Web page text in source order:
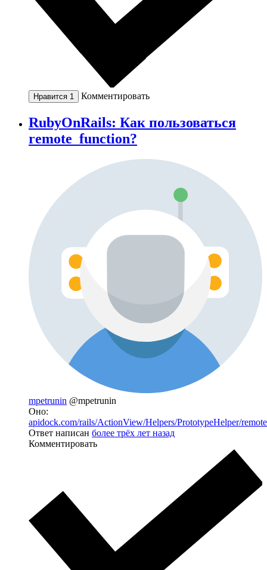
Нравится 1 Комментировать
RubyOnRails: Как пользоваться
remote_function?
mpetrunin @mpetrunin
Оно:
apidock.com/rails/ActionView/Helpers/PrototypeHelper/
Ответ написан более трёх лет назад
Комментировать